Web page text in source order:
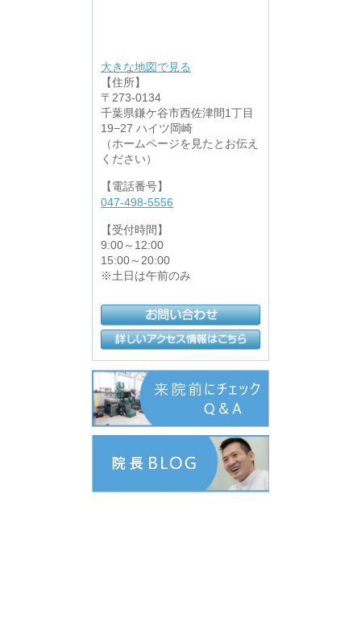
大きな地図で見る
【住所】
〒273-0134
千葉県鎌ケ谷市西佐津間1丁目
19−27 ハイツ岡崎
（ホームページを見たとお伝え
ください）
【電話番号】
047-498-5556
【受付時間】
9:00～12:00
15:00～20:00
※土日は午前のみ